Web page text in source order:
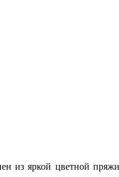
из яркой цветной